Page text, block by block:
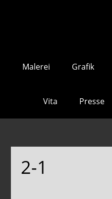
Malerei Grafik
Vita Presse
2-1